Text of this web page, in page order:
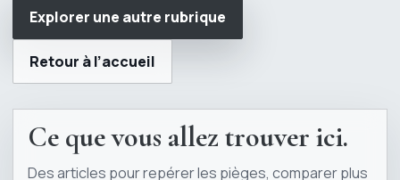
Explorer une autre rubrique
Retour à l’accueil
Ce que vous allez trouver ici.
Des articles pour repérer les pièges, comparer plus